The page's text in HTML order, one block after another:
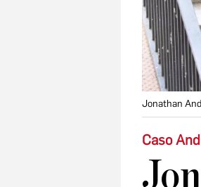
Jonathan
Caso